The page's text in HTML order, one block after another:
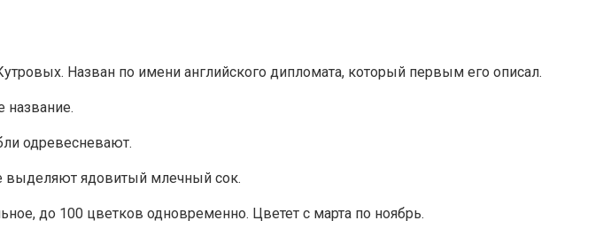
Назван по имени английского дипломата, который первым его описал.
название.
одревесневают.
выделяют ядовитый млечный сок.
до 100 цветков одновременно. Цветет с марта по ноябрь.